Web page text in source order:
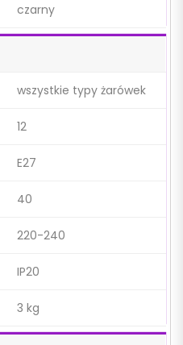
czarny
wszystkie typy żarówek
12
E27
40
220-240
IP20
3 kg